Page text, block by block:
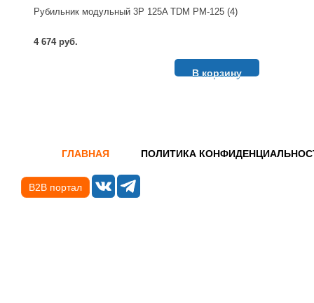
Рубильник модульный 3P 125A TDM РМ-125 (4)
4 674 руб.
В корзину
ГЛАВНАЯ ПОЛИТИКА
B2B портал